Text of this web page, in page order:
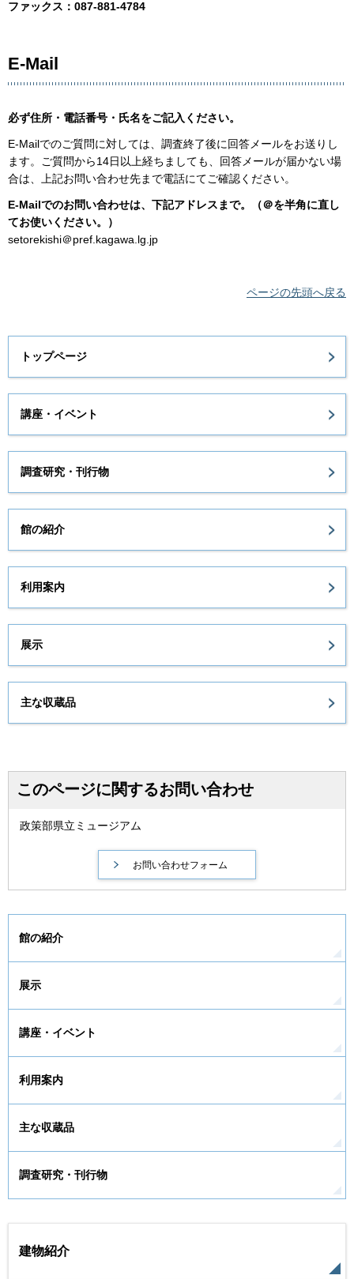
ファックス：087-881-4784
E-Mail
必ず住所・電話番号・氏名をご記入ください。
E-Mailでのご質問に対しては、調査終了後に回答メールをお送りし
ます。ご質問から14日以上経ちましても、回答メールが届かない場
合は、上記お問い合わせ先まで電話にてご確認ください。
E-Mailでのお問い合わせは、下記アドレスまで。（＠を半角に直し
てお使いください。）
setorekishi＠pref.kagawa.lg.jp
ページの先頭へ戻る
トップページ
講座・イベント
調査研究・刊行物
館の紹介
利用案内
展示
主な収蔵品
このページに関するお問い合わせ
政策部県立ミュージアム
館の紹介
展示
講座・イベント
利用案内
主な収蔵品
調査研究・刊行物
建物紹介